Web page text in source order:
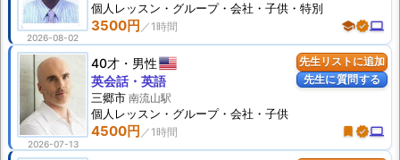
2026-08-02
3500円 schoolverifiedcomputer
個人 レッスン ・グループ・会社・子供・特別
先生リストに追加
先生に質問する
2026-07-13
40才 男性
4500円 turned_inverifiedcomputer
英会話・英語
三郷市 南流山駅
個人 レッスン ・グループ・会社・子供